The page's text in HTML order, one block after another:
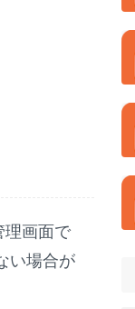
理画面で
い場合が